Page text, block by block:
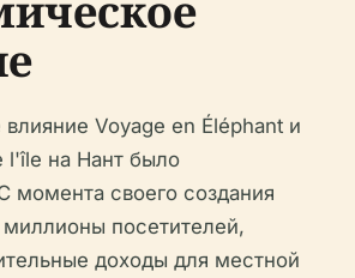
Voyage en Éléphant и
l'île на Нант было
момента своего создания
миллионы посетителей,
доходы для местной